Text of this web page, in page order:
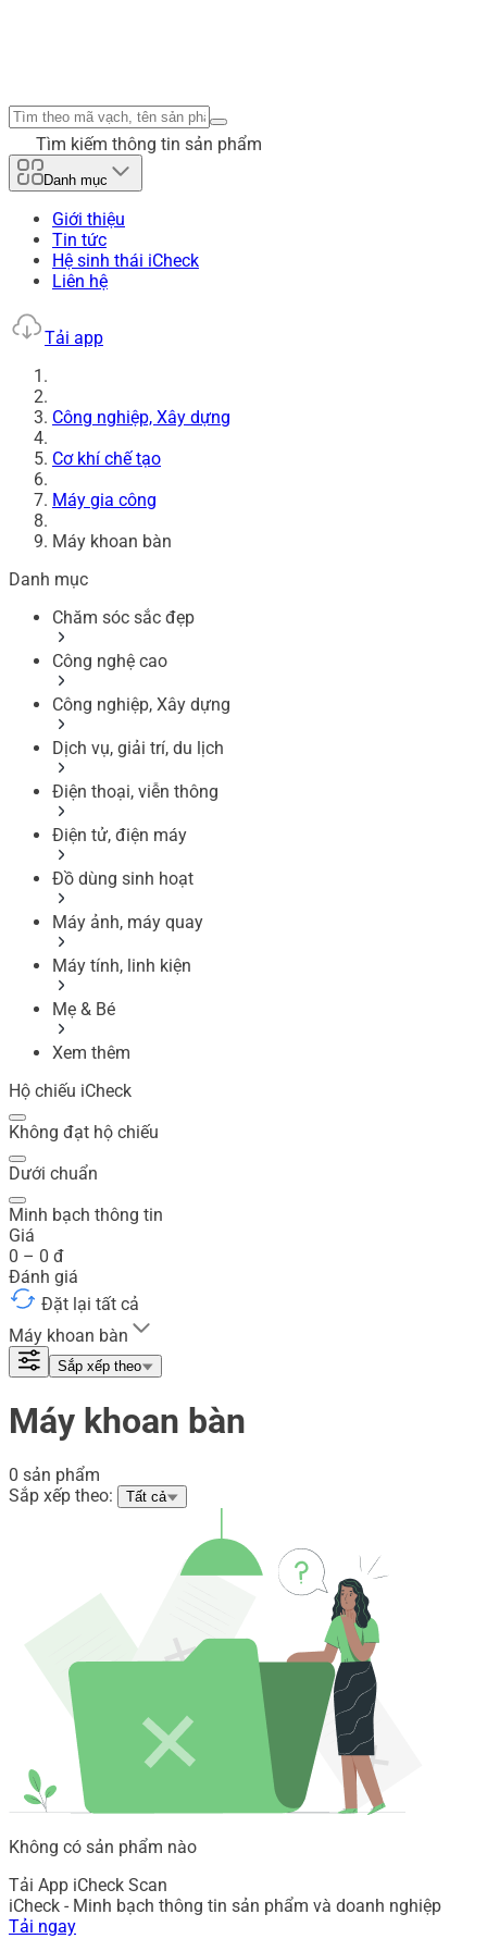
Tìm kiếm thông tin sản phẩm
Danh mục
Giới thiệu
Tin tức
Hệ sinh thái iCheck
Liên hệ
Tải app
Công nghiệp, Xây dựng
Cơ khí chế tạo
Máy gia công
Máy khoan bàn
Danh mục
Chăm sóc sắc đẹp
Công nghệ cao
Công nghiệp, Xây dựng
Dịch vụ, giải trí, du lịch
Điện thoại, viễn thông
Điện tử, điện máy
Đồ dùng sinh hoạt
Máy ảnh, máy quay
Máy tính, linh kiện
Mẹ & Bé
Xem thêm
Hộ chiếu iCheck
Không đạt hộ chiếu
Dưới chuẩn
Minh bạch thông tin
Giá
0 – 0 đ
Đánh giá
Đặt lại tất cả
Máy khoan bàn
Sắp xếp theo
Máy khoan bàn
0 sản phẩm
Sắp xếp theo:
Tất cả
Không có sản phẩm nào
Tải App iCheck Scan
iCheck - Minh bạch thông tin sản phẩm và doanh nghiệp
Tải ngay